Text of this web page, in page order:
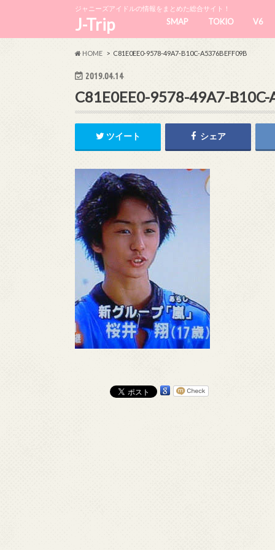
ジャニーズアイドルの情報をまとめた総合サイト！
J-Trip SMAP TOKIO V6
HOME C81E0EE0-9578-49A7-B10C-A5376BEFF09B
2019.04.14
C81E0EE0-9578-49A7-B10C-
ツイート シェア